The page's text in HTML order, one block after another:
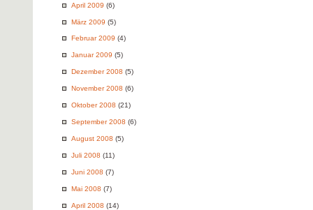
April 2009 (6)
März 2009 (5)
Februar 2009 (4)
Januar 2009 (5)
Dezember 2008 (5)
November 2008 (6)
Oktober 2008 (21)
September 2008 (6)
August 2008 (5)
Juli 2008 (11)
Juni 2008 (7)
Mai 2008 (7)
April 2008 (14)